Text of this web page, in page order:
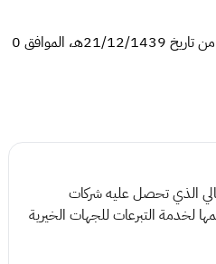
ثالثا: يتم التعامل بهذه الآلية ابتداء من تاريخ 21/12/1439هـ، الموافق 0
الذي تحصل عليه شركات
لخدمة التبرعات للجهات الخيرية